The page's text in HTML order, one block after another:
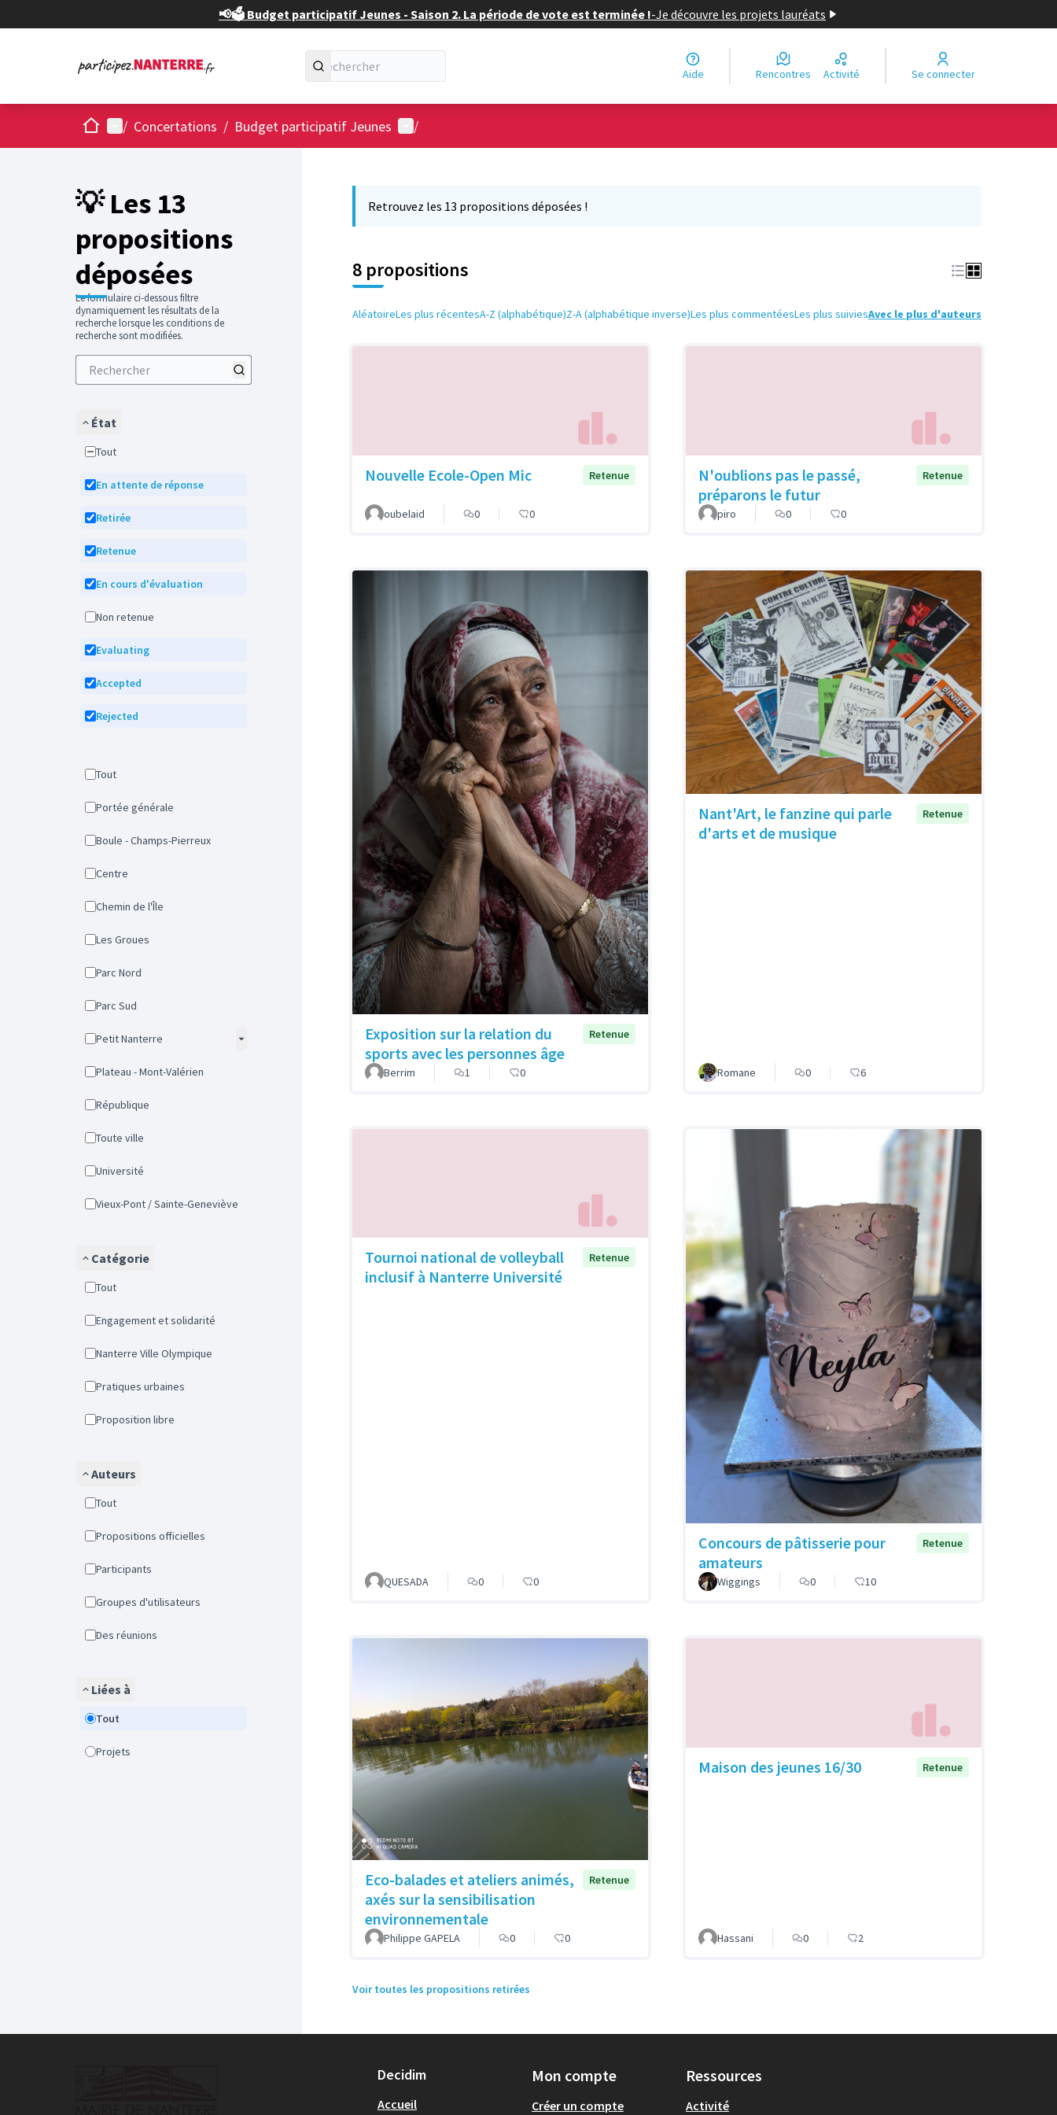
📢🗳️ Budget participatif Jeunes - Saison 2. La période de vote est terminée !-Je découvre les projets lauréats
Aide Rencontres Activité Se connecter
AccueilMenu principal
/ Concertations / Budget participatif Jeunes Menu utilisateur
/
💡 Les 13
propositions
déposées
Le formulaire ci-dessous filtre
dynamiquement les résultats de la
recherche lorsque les conditions de
recherche sont modifiées.
État
Tout
En attente de réponse
Retirée
Retenue
En cours d'évaluation
Non retenue
Evaluating
Accepted
Rejected
Tout
Portée générale
Boule - Champs-Pierreux
Centre
Chemin de l'Île
Les Groues
Parc Nord
Parc Sud
Petit Nanterre
Plateau - Mont-Valérien
République
Toute ville
Université
Vieux-Pont / Sainte-Geneviève
Catégorie
Tout
Engagement et solidarité
Nanterre Ville Olympique
Pratiques urbaines
Proposition libre
Auteurs
Tout
Propositions officielles
Participants
Groupes d'utilisateurs
Des réunions
Liées à
Tout
Projets
Retrouvez les 13 propositions déposées !
8 propositions
AléatoireLes plus récentesA-Z (alphabétique)Z-A (alphabétique inverse)Les plus commentéesLes plus suiviesAvec le plus d'auteurs
Nouvelle Ecole-Open Mic Retenue
oubelaid 0 0
N'oublions pas le passé,
préparons le futur
Retenue
piro 0 0
Exposition sur la relation du
sports avec les personnes âge
Retenue
Berrim 1 0
Nant'Art, le fanzine qui parle
d'arts et de musique
Retenue
Romane 0 6
Tournoi national de volleyball
inclusif à Nanterre Université
Retenue
QUESADA 0 0
Concours de pâtisserie pour
amateurs
Retenue
Wiggings 0 10
Eco-balades et ateliers animés,
axés sur la sensibilisation
environnementale
Retenue
Philippe GAPELA 0 0
Maison des jeunes 16/30 Retenue
Hassani 0 2
Voir toutes les propositions retirées
Decidim
Accueil
Mon compte
Créer un compte
Ressources
Activité